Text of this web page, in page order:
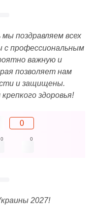
поздравляем всех
с профессиональным
важную и
позволяет нам
и защищены.
здоровья!
0
0 0
2027!